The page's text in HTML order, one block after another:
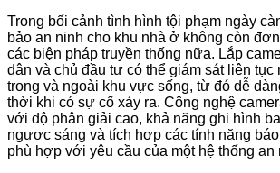
Trong bối cảnh tình hình tội phạm ngày
bảo an ninh cho khu nhà ở không còn
các biện pháp truyền thống nữa. Lắp
dân và chủ đầu tư có thể giám sát liên tục
trong và ngoài khu vực sống, từ đó dễ
thời khi có sự cố xảy ra. Công nghệ
với độ phân giải cao, khả năng ghi hình
ngược sáng và tích hợp các tính năng
phù hợp với yêu cầu của một hệ thống an